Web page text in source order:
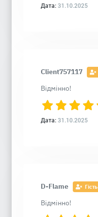
Дата: 31.10.2025
Client757117
Відмінно!
Дата: 31.10.2025
D-Flame Гість
Відмінно!